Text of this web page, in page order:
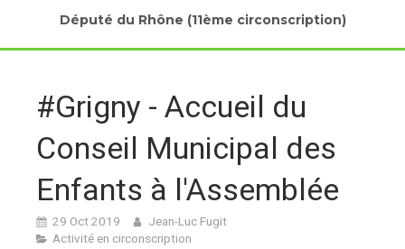
Député du Rhône (11ème circonscription)
#Grigny - Accueil du
Conseil Municipal des
Enfants à l'Assemblée
29 Oct 2019
Jean-Luc Fugit
Activité en circonscription